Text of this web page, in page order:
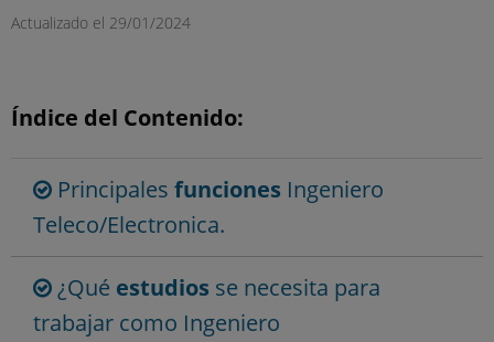
Actualizado el 29/01/2024
Índice del Contenido:
Principales funciones Ingeniero
Teleco/Electronica.
¿Qué estudios se necesita para
trabajar como Ingeniero